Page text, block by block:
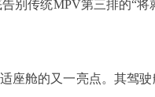
别传统MPV第三排的“
座舱的又一亮点。其驾